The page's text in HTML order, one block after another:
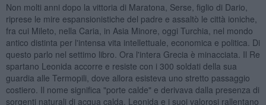
Non molti anni dopo la vittoria di Maratona, Serse, figlio di Dario,
riprese le mire espansionistiche del padre e assaltò le città ioniche,
fra cui Mileto, nella Caria, in Asia Minore, oggi Turchia, nel mondo
antico distinta per l'intensa vita intellettuale, economica e politica. Di
questo parlo nel settimo libro. Ora l'intera Grecia è minacciata. Il Re
spartano Leonida accorre e resiste con i 300 soldati della sua
guardia alle Termopili, dove allora esisteva uno stretto passaggio
costiero. Il nome significa "porte calde" e derivava dalla presenza di
sorgenti naturali di acqua calda. Leonida e i suoi valorosi rallentano